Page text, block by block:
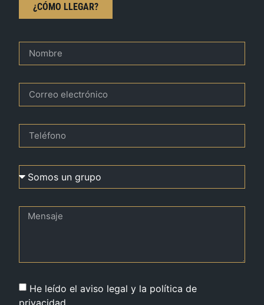
¿CÓMO LLEGAR?
He leído el aviso legal y la política de
privacidad